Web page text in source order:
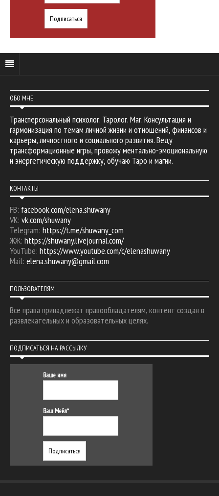
ОБО МНЕ
Трансперсональный психолог. Таролог. Маг. Консультация и
гармонизация по темам личной жизни и отношений, финансов и
карьеры, личностного и социального развития. Веду
трансформационные игры, провожу ментально-эмоциональную
и энергетическую поддержку, обучаю Таро и магии.
КОНТАКТЫ
FB: facebook.com/elena.shuwany
VK: vk.com/shuwany
Telegram: https://t.me/shuwany_com
ЖЖ: https://shuwany.livejournal.com/
YouTube: https://www.youtube.com/c/elenashuwany
Mail: elena.shuwany@gmail.com
ПОЛЬЗОВАТЕЛЯМ
Все права принадлежат правообладателям, контент создан в
развлекательных и образовательных целях.
ПОДПИСАТЬСЯ НА РАССЫЛКУ
Ваше имя
Ваш Мейл*